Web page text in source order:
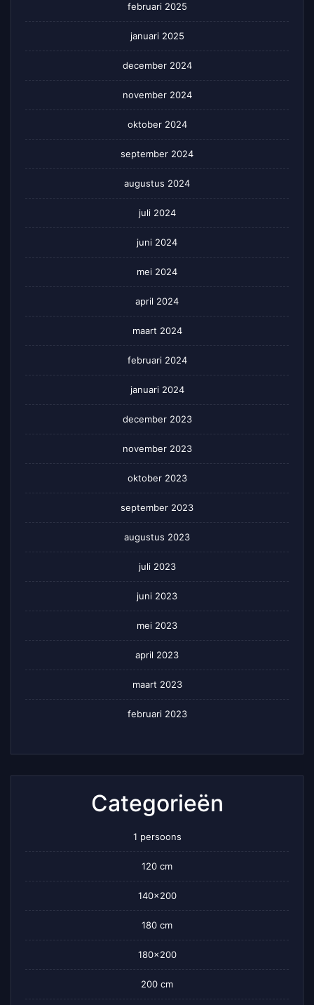
februari 2025
januari 2025
december 2024
november 2024
oktober 2024
september 2024
augustus 2024
juli 2024
juni 2024
mei 2024
april 2024
maart 2024
februari 2024
januari 2024
december 2023
november 2023
oktober 2023
september 2023
augustus 2023
juli 2023
juni 2023
mei 2023
april 2023
maart 2023
februari 2023
Categorieën
1 persoons
120 cm
140×200
180 cm
180×200
200 cm